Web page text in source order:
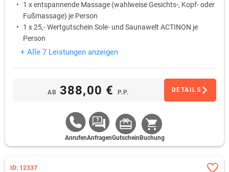
1 x entspannende Massage (wahlweise Gesichts-, Kopf- oder
Fußmassage) je Person
1 x 25,- Wertgutschein Sole- und Saunawelt ACTINON je
Person
1 x Begrüßungscocktail am Anreisetag je Person
+ Alle 7 Leistungen anzeigen
AB 388,00 € P.P. DETAILS
AnrufenAnfragenGutschein Buchung
ID: 12337